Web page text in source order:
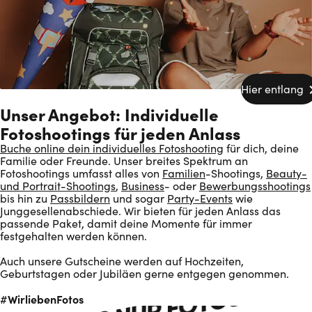
Hier entlang
Unser Angebot: Individuelle
Fotoshootings für jeden Anlass
Buche online dein individuelles Fotoshooting für dich, deine
Familie oder Freunde. Unser breites Spektrum an
Fotoshootings umfasst alles von Familien-Shootings, Beauty-
und Portrait-Shootings, Business- oder Bewerbungsshootings
bis hin zu Passbildern und sogar Party-Eventswie
Junggesellenabschiede. Wir bieten für jeden Anlass das
passende Paket, damit deine Momente für immer
festgehalten werden können.
Auch unsere Gutscheine werden auf Hochzeiten,
Geburtstagen oder Jubiläen gerne entgegen genommen.
#WirliebenFotos